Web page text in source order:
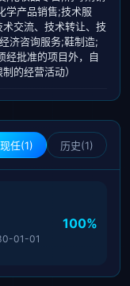
学产品销售;技术服
交流、技术转让、技
济咨询服务;鞋制造;
经批准的项目外，自
的经营活动）
现任(1) 历史(1)
01-01
100%